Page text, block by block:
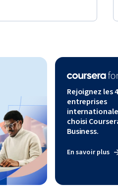
Rejoignez les
entreprises
choisi
Business.
En savoir plus